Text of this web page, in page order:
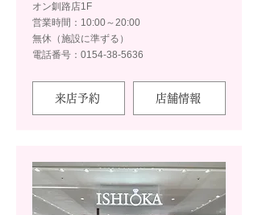
オン釧路店1F
営業時間：10:00～20:00
無休（施設に準ずる）
電話番号：0154-38-5636
来店予約 店舗情報